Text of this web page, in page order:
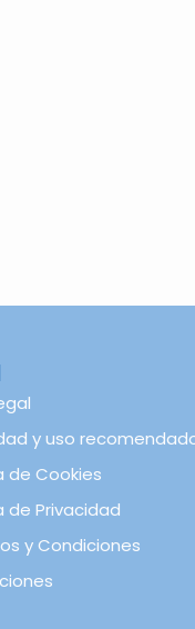
y uso
de Cookies
de Privacidad
y Condiciones